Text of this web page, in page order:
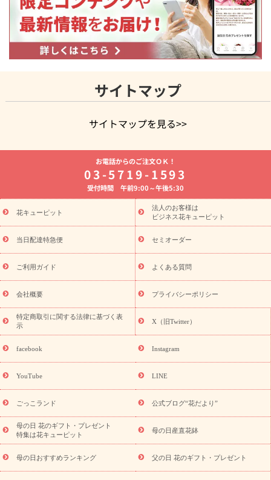
サイトマップ
サイトマップを見る>>
よく贈られる花
お祝いの花特集
誕生日フラワーギフト特集
8月の誕生花(トルコキキョウ)
開店・開業祝い
お供え・お悔やみ お供え・お悔やみの花
通夜・葬儀に贈る花 胡蝶蘭・花鉢
ーブドフラワー
季節のイベント
ひまわり ギフト・プレゼント
特集
お盆 花（新盆・初盆） 季節のイベント
お盆 花（新
盆・初盆）
お盆 花（新盆・初盆）
お盆・お供え 花とセットギ
フト
お盆・お供え プリザーブドフラワー
ひまわり ギフト・プ
レゼント特集
夏の花贈り・お中元・暑中見舞い 花のギフト特集
敬老の日におくる花ギフト・プレゼント特集
花ギフト・プレゼント特集
敬老の日 花のおすすめランキング
敬
老の日 花鉢植えのギフト・プレゼント特集
敬老の日 花とセットギ
フト・プレゼント特集
敬老の日の花 全てのギフト一覧
キャン
ペーン
「きょう誕生日なんです」キャンペーン
探す
誕生日フラワーギフト 誕生日フラワーギフト特集
誕生
日フラワーギフト商品一覧
ユリ トルコキキョウ
誕生花(トルコキキョウ)
9月の誕生花(リンドウ)
誕生日セット
ギフト
「きょう誕生日なんです」キャンペーン
用途から探す お祝いの花特集 当日配達特急便
お祝い商品
一覧
お祝い 新築・引っ越し祝い
結婚記念日
結婚祝い 出産祝い 退院祝い・快気祝い
還暦
祝い・長寿祝い
プチギフト ペットのお祝いフラワー
元・暑中見舞い
敬老の日
お供え
お供え・お悔やみ商品一覧 お供え・お悔やみの花
十九日法要以降に贈る花
通夜・葬儀に贈る花
お供え お花とセッ
お電話からのご注文ＯＫ！
03-5719-1593
受付時間 午前9:00～午後5:30
花キューピット
法人のお客様は
ビジネス花キューピット
当日配達特急便 セミオーダー
ご利用ガイド よくある質問
会社概要 プライバシーポリシー
特定商取引に関する法律に基づく表
示
X（旧Twitter）
facebook Instagram
YouTube LINE
ごっこランド 公式ブログ“花だより”
母の日 花のギフト・プレゼント
特集は花キューピット
母の日産直花鉢
母の日おすすめランキング 父の日 花のギフト・プレゼント